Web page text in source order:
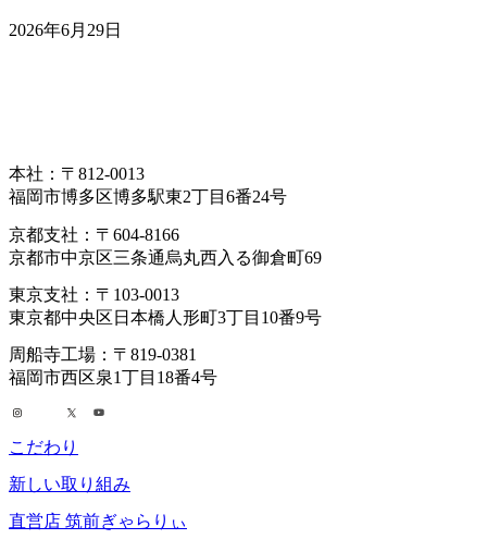
2026年6月29日
本社：〒812-0013
福岡市博多区博多駅東2丁目6番24号
京都支社：〒604-8166
京都市中京区三条通烏丸西入る御倉町69
東京支社：〒103-0013
東京都中央区日本橋人形町3丁目10番9号
周船寺工場：〒819-0381
福岡市西区泉1丁目18番4号
こだわり
新しい取り組み
直営店 筑前ぎゃらりぃ